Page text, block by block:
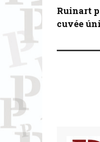
Ruinart
cuvée